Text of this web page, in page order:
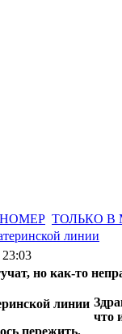
ТОЛЬКО В
линии
23:03
но как-то
что